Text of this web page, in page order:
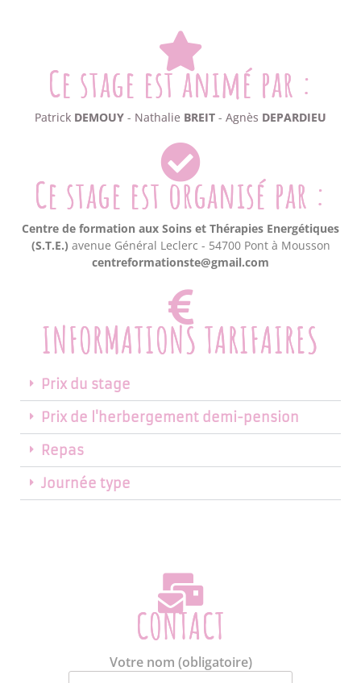
Ce stage est animé par :
Patrick DEMOUY - Nathalie BREIT - Agnès DEPARDIEU
Ce stage est organisé par :
Centre de formation aux Soins et Thérapies Energétiques
(S.T.E.) avenue Général Leclerc - 54700 Pont à Mousson
centreformationste@gmail.com
INFORMATIONS TARIFAIRES
Prix du stage
Prix de l'herbergement demi-pension
Repas
Journée type
CONTACT
Votre nom (obligatoire)